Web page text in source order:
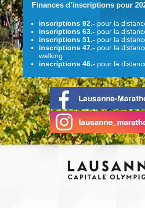
Finances d’inscriptions pour
inscriptions 92.- pour la
inscriptions 63.-pour la
inscriptions 51.-pour la
inscriptions 47.-pour la
walking
inscriptions 46.-pour la